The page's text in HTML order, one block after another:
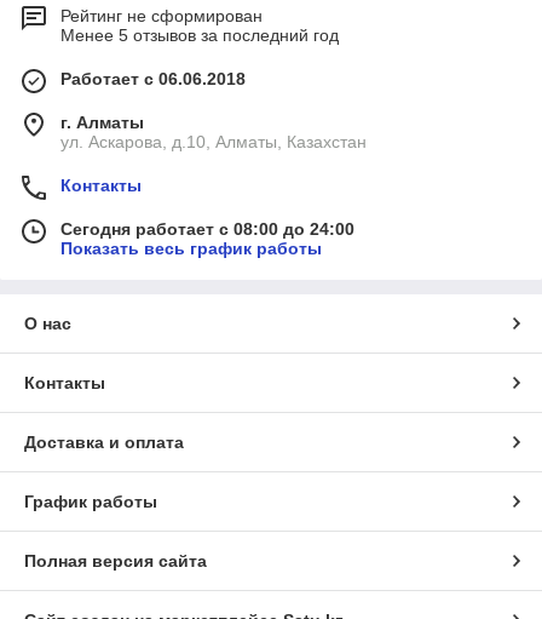
Рейтинг не сформирован
Менее 5 отзывов за последний год
Работает с 06.06.2018
г. Алматы
ул. Аскарова, д.10, Алматы, Казахстан
Контакты
Сегодня работает с 08:00 до 24:00
Показать весь график работы
О нас
Контакты
Доставка и оплата
График работы
Полная версия сайта